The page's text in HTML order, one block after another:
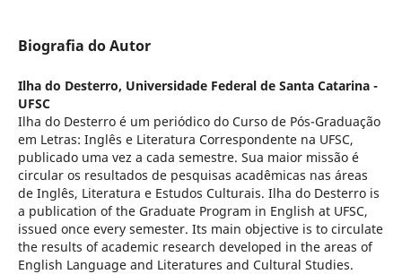
Biografia do Autor
Ilha do Desterro, Universidade Federal de Santa Catarina -
UFSC
Ilha do Desterro é um periódico do Curso de Pós-Graduação
em Letras: Inglês e Literatura Correspondente na UFSC,
publicado uma vez a cada semestre. Sua maior missão é
circular os resultados de pesquisas acadêmicas nas áreas
de Inglês, Literatura e Estudos Culturais. Ilha do Desterro is
a publication of the Graduate Program in English at UFSC,
issued once every semester. Its main objective is to circulate
the results of academic research developed in the areas of
English Language and Literatures and Cultural Studies.